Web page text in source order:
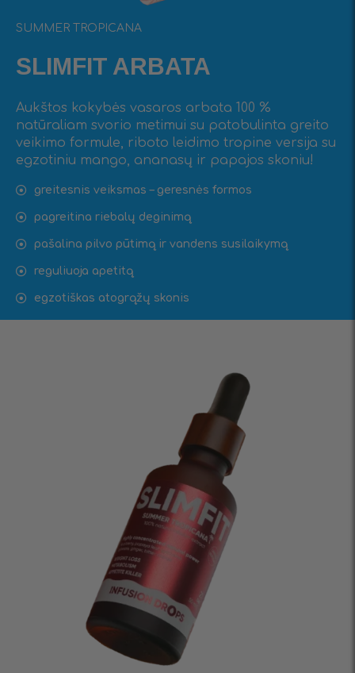
SUMMER TROPICANA
SLIMFIT ARBATA
Aukštos kokybės vasaros arbata 100 %
natūraliam svorio metimui su patobulinta greito
veikimo formule, riboto leidimo tropine versija su
egzotiniu mango, ananasų ir papajos skoniu!
greitesnis veiksmas – geresnės formos
pagreitina riebalų deginimą
pašalina pilvo pūtimą ir vandens susilaikymą
reguliuoja apetitą
egzotiškas atogrąžų skonis